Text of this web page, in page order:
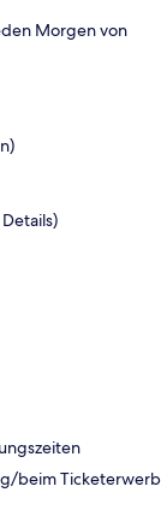
Morgen von
beim Ticketerwerb